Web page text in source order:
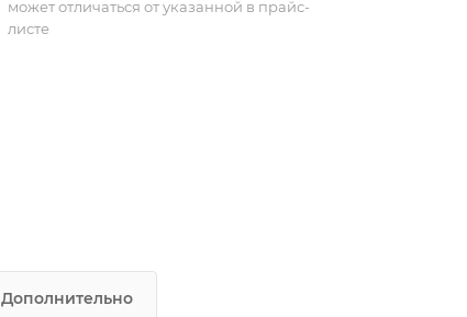
может отличаться от указанной в прайс-
листе
Дополнительно